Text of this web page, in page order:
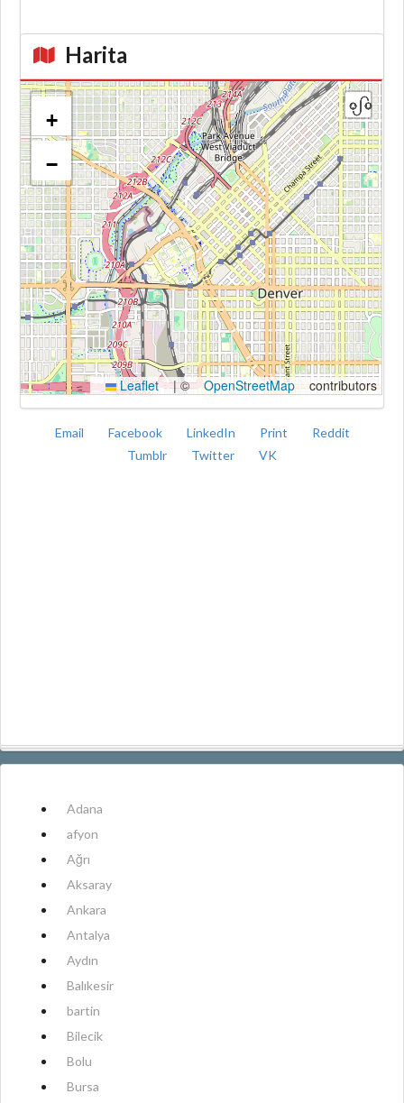
Harita
Kroki
+
−
Leaflet |© OpenStreetMap contributors
Email Facebook LinkedIn Print
Reddit
Tumblr
Twitter VK
Adana
afyon
Ağrı
Aksaray
Ankara
Antalya
Aydın
Balıkesir
bartin
Bilecik
Bolu
Bursa